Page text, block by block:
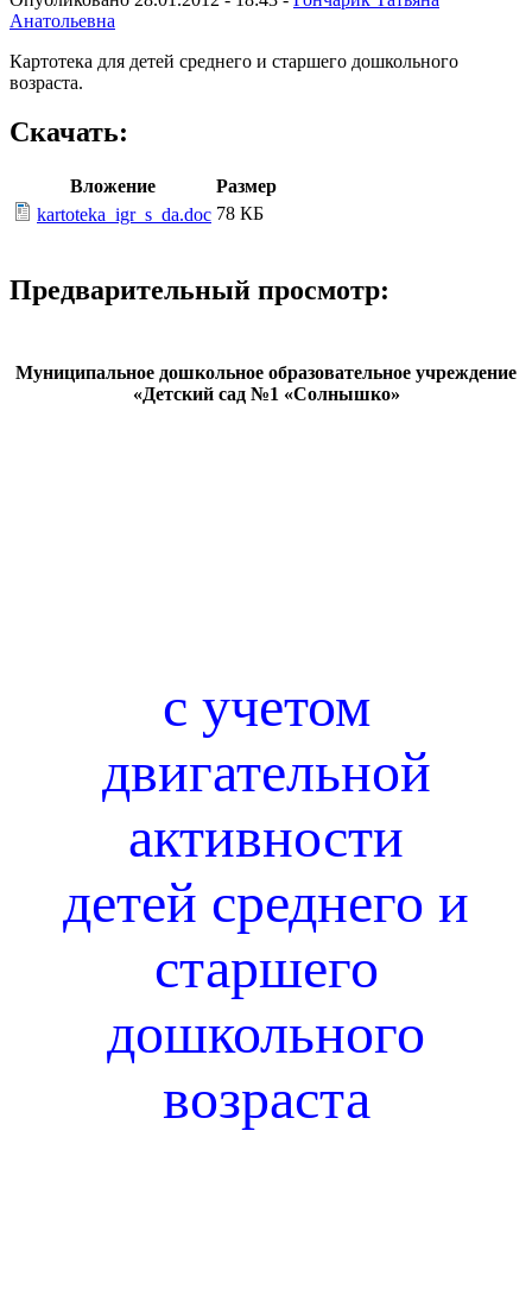
Анатольевна
Картотека для детей среднего и старшего дошкольного
возраста.
Скачать:
Вложение
Размер
kartoteka_igr_s_da.doc 78 КБ
Предварительный просмотр:
Муниципальное дошкольное образовательное учреждение
«Детский сад №1 «Солнышко»
с учетом
двигательной
активности
детей среднего и
старшего
дошкольного
возраста